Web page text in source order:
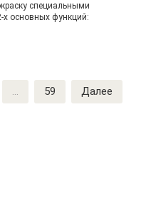
специальными
х основных функций:
... 59 Далее